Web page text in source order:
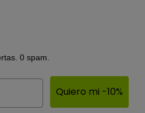
0 spam.
Quiero mi -10%